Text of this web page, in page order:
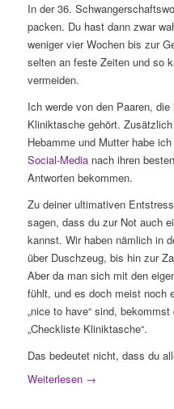
In der 36.
packen. Du hast dann zwar
weniger vier Wochen bis zur
selten an feste Zeiten und so
vermeiden.
Ich werde von den Paaren,
Kliniktasche gehört.
Hebamme und Mutter habe
Social-Medianach ihren
Antworten bekommen.
Zu deiner ultimativen
sagen, dass du zur Not auch
kannst. Wir haben nämlich in
über Duschzeug, bis hin zur
Aber da man sich mit den
fühlt, und es doch meist noch
„nice to have“ sind,
„Checkliste Kliniktasche“.
Das bedeutet nicht, dass du
Weiterlesen→